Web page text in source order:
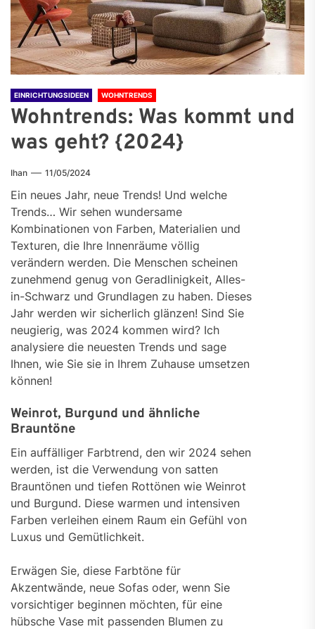
EINRICHTUNGSIDEEN WOHNTRENDS
Wohntrends: Was kommt und
was geht? {2024}
Ihan 11/05/2024
Ein neues Jahr, neue Trends! Und welche
Trends… Wir sehen wundersame
Kombinationen von Farben, Materialien und
Texturen, die Ihre Innenräume völlig
verändern werden. Die Menschen scheinen
zunehmend genug von Geradlinigkeit, Alles-
in-Schwarz und Grundlagen zu haben. Dieses
Jahr werden wir sicherlich glänzen! Sind Sie
neugierig, was 2024 kommen wird? Ich
analysiere die neuesten Trends und sage
Ihnen, wie Sie sie in Ihrem Zuhause umsetzen
können!
Weinrot, Burgund und ähnliche
Brauntöne
Ein auffälliger Farbtrend, den wir 2024 sehen
werden, ist die Verwendung von satten
Brauntönen und tiefen Rottönen wie Weinrot
und Burgund. Diese warmen und intensiven
Farben verleihen einem Raum ein Gefühl von
Luxus und Gemütlichkeit.
Erwägen Sie, diese Farbtöne für
Akzentwände, neue Sofas oder, wenn Sie
vorsichtiger beginnen möchten, für eine
hübsche Vase mit passenden Blumen zu